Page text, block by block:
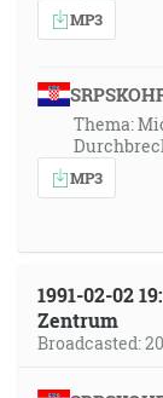
MP3
Thema:
MP3
1991-02-02
Zentrum
Broadcasted: